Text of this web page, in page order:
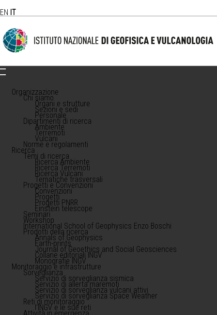
EN IT
Organizzazione
Chi siamo
Organi e strutture
Sezioni e sedi
Personale
Dipartimenti di ricerca
Ambiente
Terremoti
Vulcani
Norme e regolamenti
Ricerca
Temi di ricerca
Ricerca Ambiente
Ricerca Terremoti
Ricerca Vulcani
Tematiche trasversali
Progetti e Convenzioni
Convenzioni
Progetti
Progetti PNRR
Einstein telescope
Seminari
Workshop
International School of Geophysics Enzo Boschi
Prodotti della ricerca
Annals of Geophysics
Earth-prints
Journal of Geoethics and Social Geosciences
Collane editoriali INGV
Monografie INGV
Monitoraggio e infrastrutture
Sorveglianza
Servizio di sorveglianza sismica
Servizio di allerta maremoti
Servizio di sorveglianza vulcani attivi
Servizio di sorveglianza Space Weather
Reti di monitoraggio
l'INGV e le sue reti
Attività in emergenza